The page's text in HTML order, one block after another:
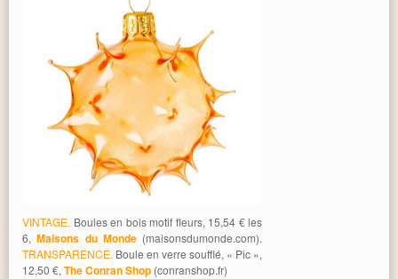
VINTAGE. Boules en bois motif fleurs, 15,54 € les
6,Maisons du Monde(maisonsdumonde.com).
TRANSPARENCE. Boule en verre soufflé, « Pic »,
12,50 €, The Conran Shop (conranshop.fr)